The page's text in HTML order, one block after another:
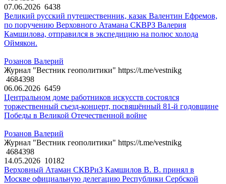
07.06.2026 6438
Великий русский путешественник, казак Валентин Ефремов,
по поручению Верховного Атамана СКВРЗ Валерия
Камшилова, отправился в экспедицию на полюс холода
Оймякон.
Розанов Валерий
Журнал "Вестник геополитики" https://t.me/vestnikg
4684398
06.06.2026 6459
Центральном доме работников искусств состоялся
торжественный съезд-концерт, посвящённый 81-й годовщине
Победы в Великой Отечественной войне
Розанов Валерий
Журнал "Вестник геополитики" https://t.me/vestnikg
4684398
14.05.2026 10182
Верховный Атаман СКВРиЗ Камшилов В. В. принял в
Москве официальную делегацию Республики Сербской